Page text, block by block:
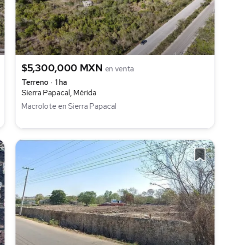
$5,300,000 MXN en venta
Terreno
1 ha
Sierra Papacal, Mérida
Macrolote en Sierra Papacal